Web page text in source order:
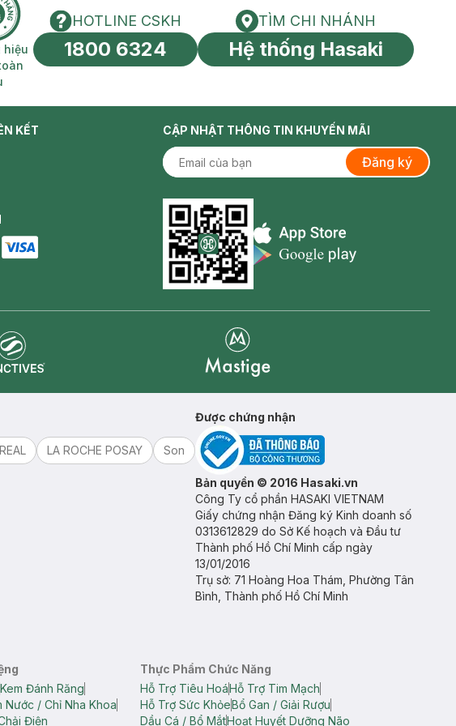
hiệu uy tín toàn cầu
hiệu
HOTLINE CSKH
HOTLINE CSKH
1800 6324
Tìm chi nhánh
TÌM CHI NHÁNH
Hệ thống Hasaki
KẾT CẬP NHẬT THÔNG TIN KHUYẾN MÃI
Đăng ký
Appstore icon
LA ROCHE POSAY
Son
Được chứng nhận
Bản quyền © 2016 Hasaki.vn
Công Ty cổ phần HASAKI VIETNAM
Giấy chứng nhận Đăng ký Kinh doanh số
0313612829 do Sở Kế hoạch và Đầu tư
Thành phố Hồ Chí Minh cấp ngày
13/01/2016
Trụ sở: 71 Hoàng Hoa Thám, Phường Tân
Bình, Thành phố Hồ Chí Minh
Kem Đánh Răng
Nước / Chỉ Nha Khoa
Điện
Thực Phẩm Chức Năng
Hỗ Trợ Tiêu HoáHỗ Trợ Tim Mạch
Hỗ Trợ Sức KhỏeBổ Gan / Giải Rượu
Dầu Cá / Bổ MắtHoạt Huyết Dưỡng Não